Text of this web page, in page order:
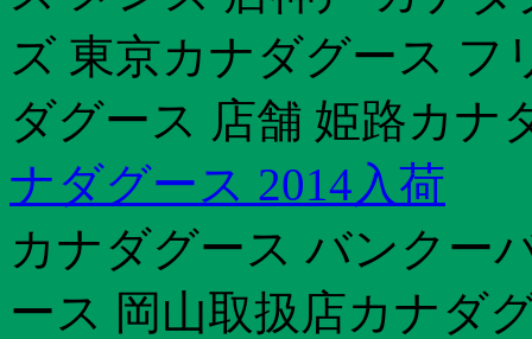
ズ 東京カナダグース フ
ダグース 店舗 姫路カナ
ナダグース 2014入荷
カナダグース バンクー
ース 岡山取扱店カナダ